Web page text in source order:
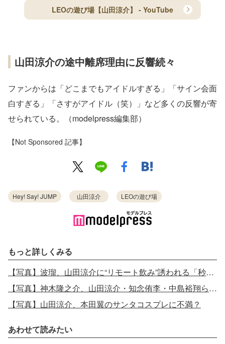
LEOの遊び場【山田涼介】 - YouTube
山田涼介の途中離席理由に反響続々
ファンからは「どこまでもアイドルすぎる」「サイン会面
白すぎる」「さすがアイドル（笑）」など多くの反響が寄
せられている。（modelpress編集部）
【Not Sponsored 記事】
Hey! Say! JUMP 山田涼介 LEOの遊び場
もっと詳しくみる
【写真】波瑠、山田涼介に“リモート飲み”誘われる「秒で断りました」
【写真】神木隆之介、山田涼介・知念侑李・中島裕翔ら“豪華すぎる同級生”との高校秘話告白
【写真】山田涼介、本田翼のサンタコスプレに不満？
あわせて読みたい